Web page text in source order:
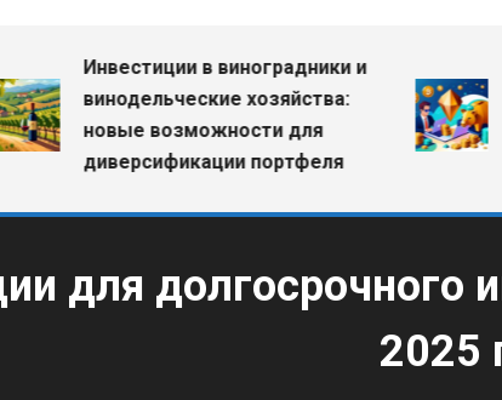
Инвестиции в виноградники и
винодельческие хозяйства:
новые возможности для
диверсификации портфеля
для
2025